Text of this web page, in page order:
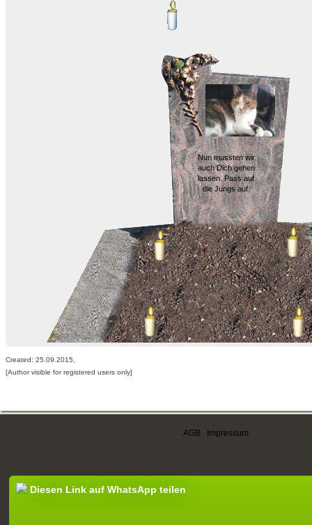
Nun mussten wir
auch Dich gehen
lassen. Pass auf
die Jungs auf.
Created: 25.09.2015,
[Author visible for registered users only]
AGB Impressum
Diesen Link auf WhatsApp teilen